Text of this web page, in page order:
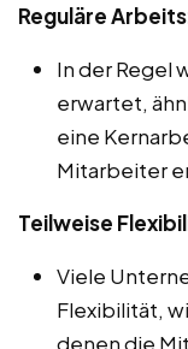
Reguläre
In der Regel
erwartet,
eine
Mitarbeiter
Teilweise
Viele
Flexibilität,
denen die